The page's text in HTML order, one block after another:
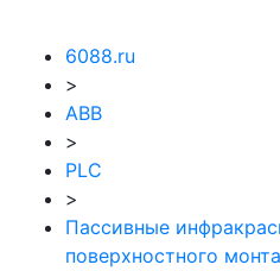
6088.ru
>
ABB
>
PLC
>
Пассивные
поверхностного